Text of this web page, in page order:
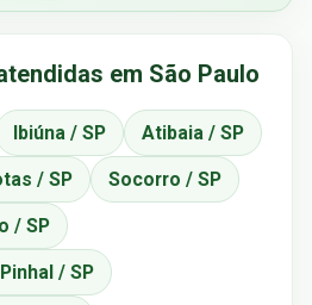
em São Paulo
Ibiúna / SP Atibaia / SP
/ SP Socorro / SP
/ SP
/ SP